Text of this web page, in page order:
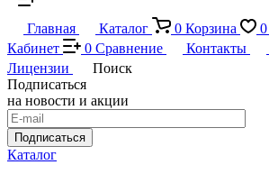
Главная Каталог 0 Корзина 0
Кабинет
0 Сравнение Контакты
Лицензии
Поиск
Подписаться
на новости и акции
Подписаться
Каталог